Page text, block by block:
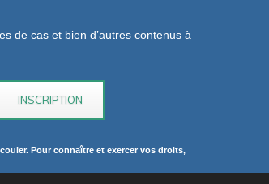
de cas et bien d’autres contenus à
Pour connaître et exercer vos droits,